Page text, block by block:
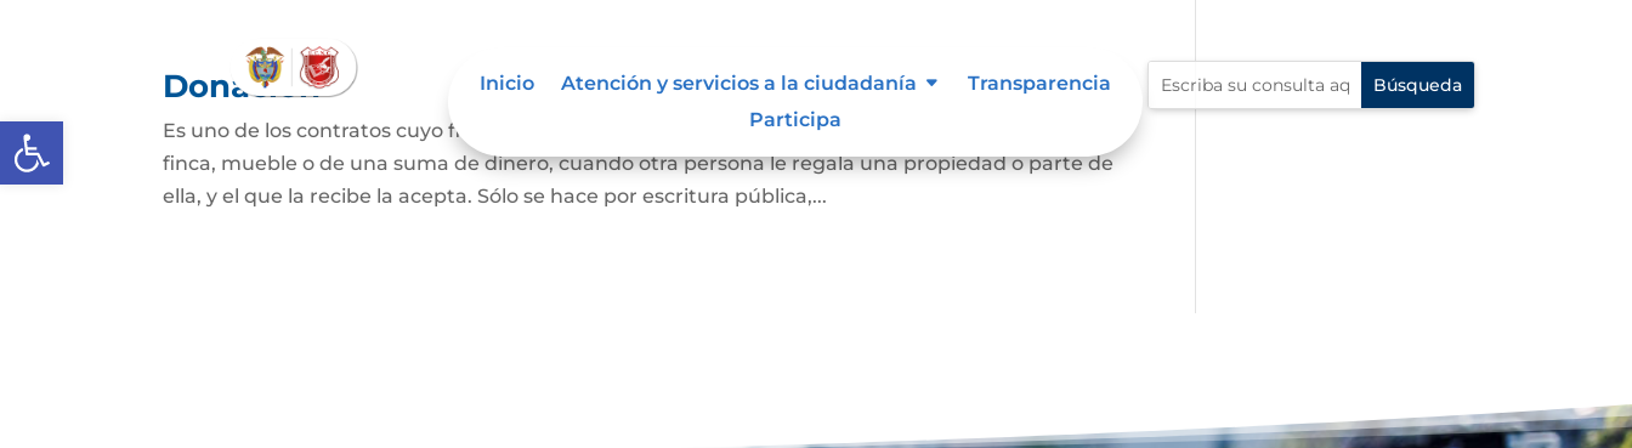
Abrir barra de herramientas
Inicio Atención y servicios a la ciudadanía
Transparencia
Participa
Donación
Es uno de los contratos cuyo fin es que una persona se convierta en dueña de una vivienda, lote,
finca, mueble o de una suma de dinero, cuando otra persona le regala una propiedad o parte de
ella, y el que la recibe la acepta. Sólo se hace por escritura pública,...